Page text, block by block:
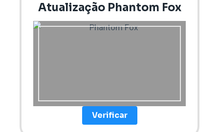
Atualização Phantom Fox
Verificar